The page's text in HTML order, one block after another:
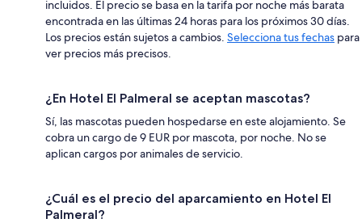
incluidos. El precio se basa en la tarifa por noche más barata
encontrada en las últimas 24 horas para los próximos 30 días.
Los precios están sujetos a cambios. Selecciona tus fechas para
ver precios más precisos.
¿En Hotel El Palmeral se aceptan mascotas?
Sí, las mascotas pueden hospedarse en este alojamiento. Se
cobra un cargo de 9 EUR por mascota, por noche. No se
aplican cargos por animales de servicio.
¿Cuál es el precio del aparcamiento en Hotel El
Palmeral?